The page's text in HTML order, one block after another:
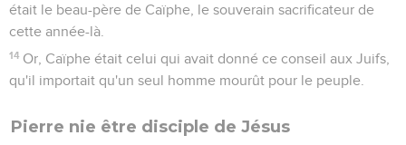
était le beau-père de Caïphe, le souverain sacrificateur de
cette année-là.
14 Or, Caïphe était celui qui avait donné ce conseil aux Juifs,
qu'il importait qu'un seul homme mourût pour le peuple.
Pierre nie être disciple de Jésus